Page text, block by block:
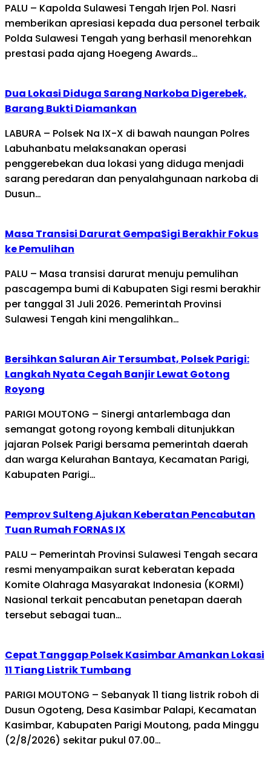
PALU – Kapolda Sulawesi Tengah Irjen Pol. Nasri
memberikan apresiasi kepada dua personel terbaik
Polda Sulawesi Tengah yang berhasil menorehkan
prestasi pada ajang Hoegeng Awards…
Dua Lokasi Diduga Sarang Narkoba Digerebek,
Barang Bukti Diamankan
LABURA – Polsek Na IX-X di bawah naungan Polres
Labuhanbatu melaksanakan operasi
penggerebekan dua lokasi yang diduga menjadi
sarang peredaran dan penyalahgunaan narkoba di
Dusun…
Masa Transisi Darurat GempaSigi Berakhir Fokus
ke Pemulihan
PALU – Masa transisi darurat menuju pemulihan
pascagempa bumi di Kabupaten Sigi resmi berakhir
per tanggal 31 Juli 2026. Pemerintah Provinsi
Sulawesi Tengah kini mengalihkan…
Bersihkan Saluran Air Tersumbat, Polsek Parigi:
Langkah Nyata Cegah Banjir Lewat Gotong
Royong
PARIGI MOUTONG – Sinergi antarlembaga dan
semangat gotong royong kembali ditunjukkan
jajaran Polsek Parigi bersama pemerintah daerah
dan warga Kelurahan Bantaya, Kecamatan Parigi,
Kabupaten Parigi…
Pemprov Sulteng Ajukan Keberatan Pencabutan
Tuan Rumah FORNAS IX
PALU – Pemerintah Provinsi Sulawesi Tengah secara
resmi menyampaikan surat keberatan kepada
Komite Olahraga Masyarakat Indonesia (KORMI)
Nasional terkait pencabutan penetapan daerah
tersebut sebagai tuan…
Cepat Tanggap Polsek Kasimbar Amankan Lokasi
11 Tiang Listrik Tumbang
PARIGI MOUTONG – Sebanyak 11 tiang listrik roboh di
Dusun Ogoteng, Desa Kasimbar Palapi, Kecamatan
Kasimbar, Kabupaten Parigi Moutong, pada Minggu
(2/8/2026) sekitar pukul 07.00…